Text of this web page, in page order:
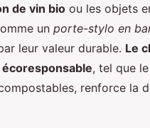
de vin bio ou les objets
un porte-stylo en
leur valeur durable. Le
, tel que
renforce la